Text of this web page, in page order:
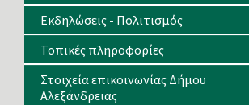
Εκδηλώσεις - Πολιτισμός
Τοπικές πληροφορίες
Στοιχεία επικοινωνίας Δήμου
Αλεξάνδρειας